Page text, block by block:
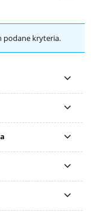
podane kryteria.